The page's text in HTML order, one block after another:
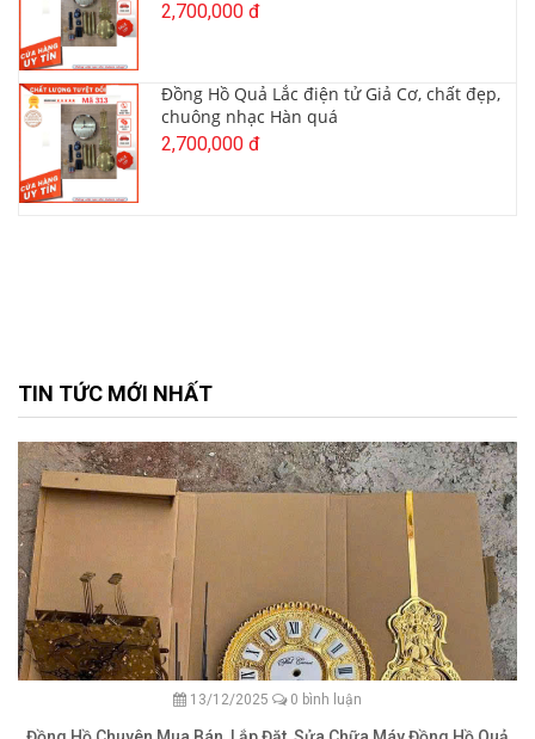
2,700,000 đ
Đồng Hồ Quả Lắc điện tử Giả Cơ, chất đẹp,
chuông nhạc Hàn quá
2,700,000 đ
TIN TỨC MỚI NHẤT
13/12/2025 0 bình luận